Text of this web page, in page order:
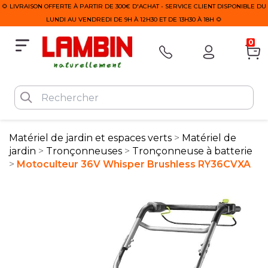
🌻 LIVRAISON OFFERTE À PARTIR DE 300€ D'ACHAT - SERVICE CLIENT DISPONIBLE DU
LUNDI AU VENDREDI DE 9H À 12H30 ET DE 13H30 À 18H 🌻
0
Matériel de jardin et espaces verts
Matériel de
jardin
Tronçonneuses
Tronçonneuse à batterie
Motoculteur 36V Whisper Brushless RY36CVXA